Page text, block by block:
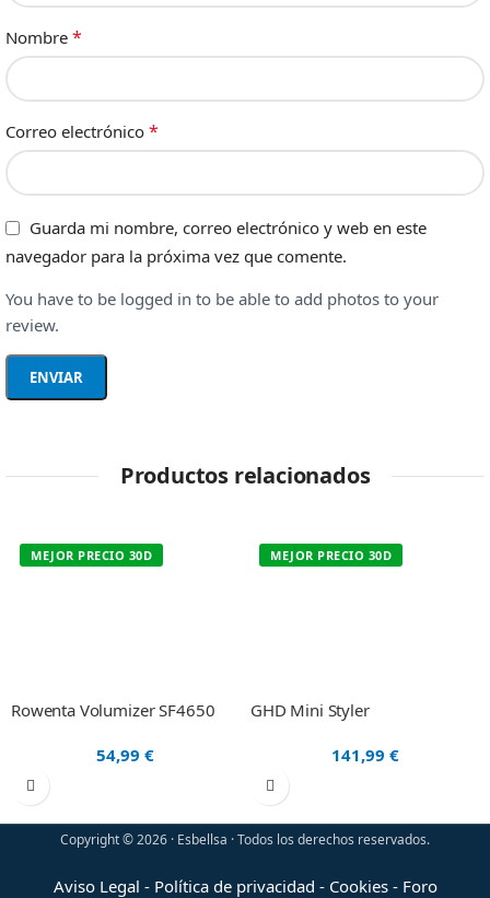
Nombre *
Correo electrónico *
Guarda mi nombre, correo electrónico y web en este
navegador para la próxima vez que comente.
You have to be logged in to be able to add photos to your
review.
Productos relacionados
MEJOR PRECIO 30D
Rowenta Volumizer SF4650
54,99 €
MEJOR PRECIO 30D
GHD Mini Styler
141,99 €
Copyright © 2026 · Esbellsa · Todos los derechos reservados.
Aviso Legal - Política de privacidad - Cookies- Foro